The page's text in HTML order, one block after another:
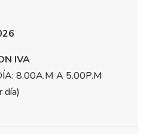
IVA
8.00A.M A 5.00P.M
día)